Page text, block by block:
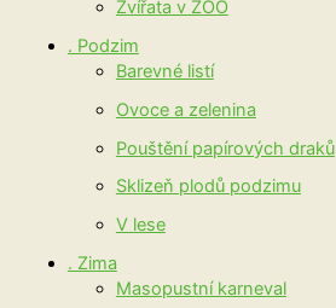
Zvířata v ZOO
. Podzim
Barevné listí
Ovoce a zelenina
Pouštění papírových draků
Sklizeň plodů podzimu
V lese
. Zima
Masopustní karneval